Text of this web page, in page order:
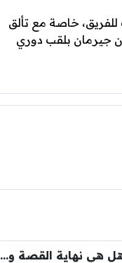
خاصة مع تألق
جيرمان بلقب دوري
“ وانتهى الاجتماع “ هل هي نهاية القصة وسيرحل فينيسيوس …؟!